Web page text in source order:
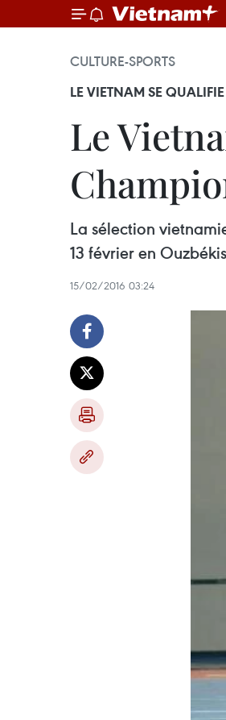
CULTURE-SPORTS
LE VIETNAM SE
Le
La sélection
13 février en
15/02/2016 03:24